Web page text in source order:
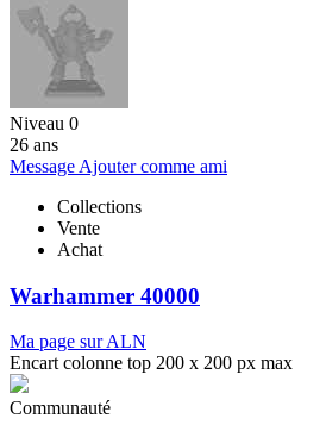
Niveau 0
26 ans
Message Ajouter comme ami
Collections
Vente
Achat
Warhammer 40000
Ma page sur ALN
Encart colonne top 200 x 200 px max
Communauté